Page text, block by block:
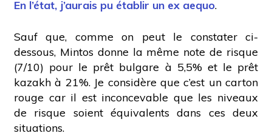
En l’état, j’aurais pu établir un ex aequo.
Sauf que, comme on peut le constater ci-
dessous, Mintos donne la même note de risque
(7/10) pour le prêt bulgare à 5,5% et le prêt
kazakh à 21%. Je considère que c’est un carton
rouge car il est inconcevable que les niveaux
de risque soient équivalents dans ces deux
situations.